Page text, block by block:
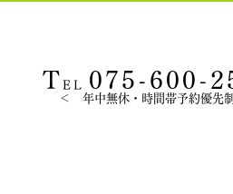
TEL 075-600-
＜ 年中無休・時間帯予約優先